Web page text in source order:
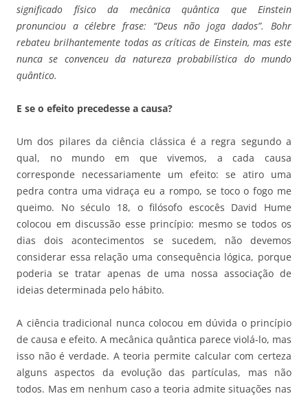
significado físico da mecânica quântica que Einstein
pronunciou a célebre frase: “Deus não joga dados”. Bohr
rebateu brilhantemente todas as críticas de Einstein, mas este
nunca se convenceu da natureza probabilística do mundo
quântico.
E se o efeito precedesse a causa?
Um dos pilares da ciência clássica é a regra segundo a
qual, no mundo em que vivemos, a cada causa
corresponde necessariamente um efeito: se atiro uma
pedra contra uma vidraça eu a rompo, se toco o fogo me
queimo. No século 18, o filósofo escocês David Hume
colocou em discussão esse princípio: mesmo se todos os
dias dois acontecimentos se sucedem, não devemos
considerar essa relação uma consequência lógica, porque
poderia se tratar apenas de uma nossa associação de
ideias determinada pelo hábito.
A ciência tradicional nunca colocou em dúvida o princípio
de causa e efeito. A mecânica quântica parece violá-lo, mas
isso não é verdade. A teoria permite calcular com certeza
alguns aspectos da evolução das partículas, mas não
todos. Mas em nenhum caso a teoria admite situações nas